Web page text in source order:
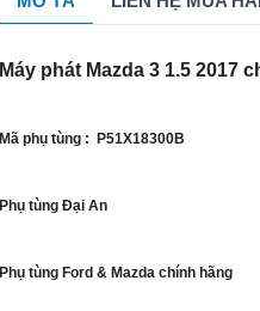
Máy phát Mazda 3 1.5 2017
Mã phụ tùng : P51X18300B
Phụ tùng Đại An
Phụ tùng Ford & Mazda chính hãng